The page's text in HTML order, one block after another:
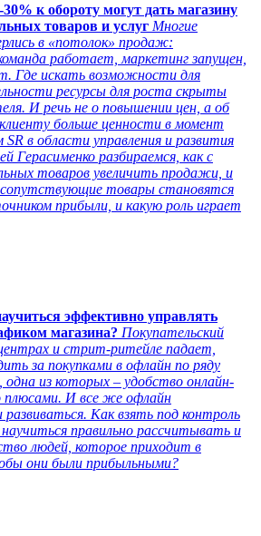
30% к обороту могут дать магазину
товаров и услуг Многие
в «потолок» продаж:
работает, маркетинг запущен,
Где искать возможности для
ресурсы для роста скрыты
И речь не о повышении цен, а об
больше ценности в момент
в области управления и развития
Герасименко разбираемся, как с
товаров увеличить продажи, и
сопутствующие товары становятся
прибыли, и какую роль играет
эффективно управлять
магазина? Покупательский
и стрит-ритейле падает,
за покупками в офлайн по ряду
из которых – удобство онлайн-
плюсами. И все же офлайн
Как взять под контроль
правильно рассчитывать и
людей, которое приходит в
они были прибыльными?